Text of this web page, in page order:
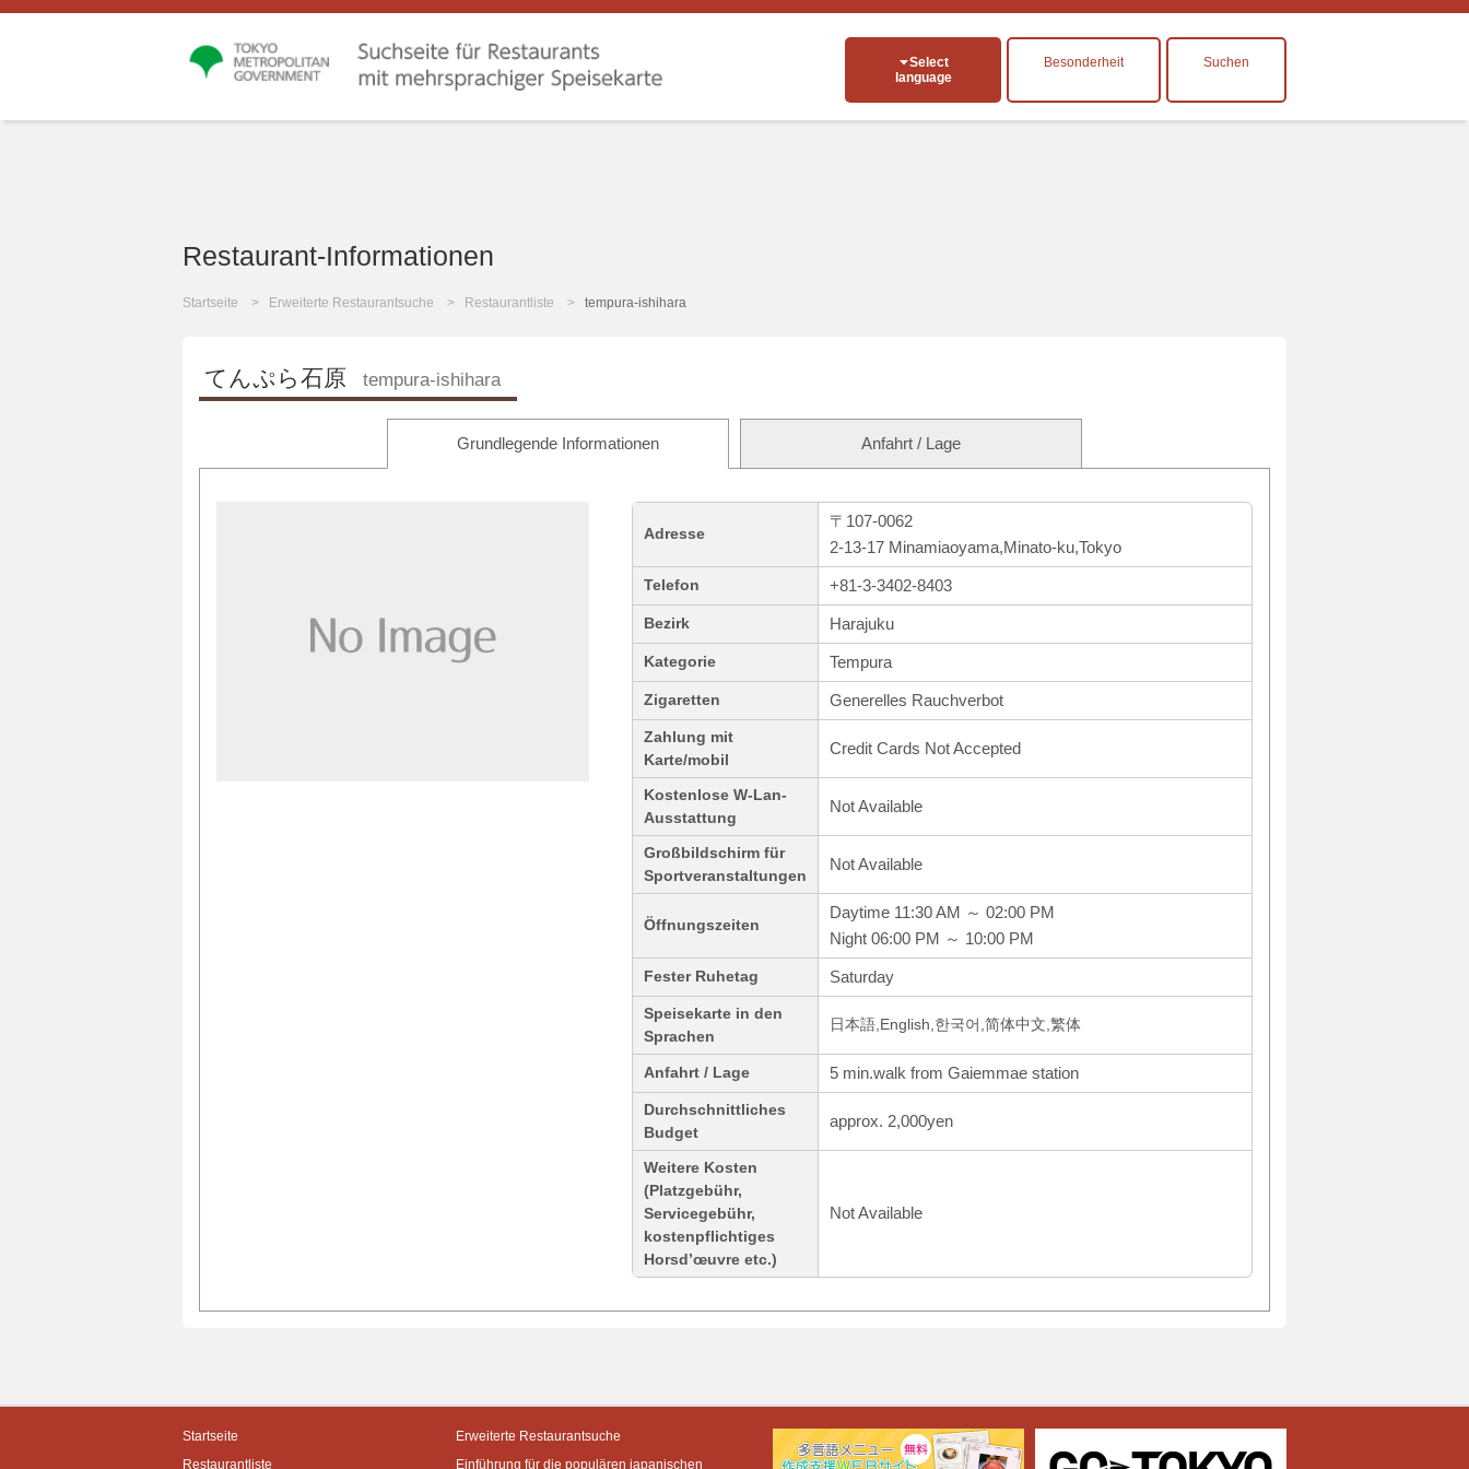
Select
language
Besonderheit Suchen
Restaurant-Informationen
Startseite Erweiterte Restaurantsuche Restaurantliste tempura-ishihara
てんぷら石原 tempura-ishihara
Grundlegende Informationen Anfahrt / Lage
Adresse
〒107-0062
2-13-17 Minamiaoyama,Minato-ku,Tokyo
Telefon +81-3-3402-8403
Bezirk Harajuku
Kategorie Tempura
Zigaretten Generelles Rauchverbot
Zahlung mit
Karte/mobil
Credit Cards Not Accepted
Kostenlose W-Lan-
Ausstattung
Not Available
Großbildschirm für
Sportveranstaltungen
Not Available
Öffnungszeiten
Daytime 11:30 AM ～ 02:00 PM
Night 06:00 PM ～ 10:00 PM
Fester Ruhetag Saturday
Speisekarte in den
Sprachen
日本語,English,한국어,简体中文,繁体
Anfahrt / Lage 5 min.walk from Gaiemmae station
Durchschnittliches
Budget
approx. 2,000yen
Weitere Kosten
(Platzgebühr,
Servicegebühr,
kostenpflichtiges
Horsd’œuvre etc.)
Not Available
Startseite
Erweiterte Restaurantsuche
Restaurantliste
Einführung für die populären japanischen